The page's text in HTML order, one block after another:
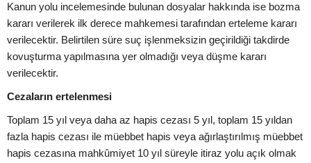
Kanun yolu incelemesinde bulunan dosyalar hakkında ise bozma
kararı verilerek ilk derece mahkemesi tarafından erteleme kararı
verilecektir. Belirtilen süre suç işlenmeksizin geçirildiği takdirde
kovuşturma yapılmasına yer olmadığı veya düşme kararı
verilecektir.
Cezaların ertelenmesi
Toplam 15 yıl veya daha az hapis cezası 5 yıl, toplam 15 yıldan
fazla hapis cezası ile müebbet hapis veya ağırlaştırılmış müebbet
hapis cezasına mahkûmiyet 10 yıl süreyle itiraz yolu açık olmak